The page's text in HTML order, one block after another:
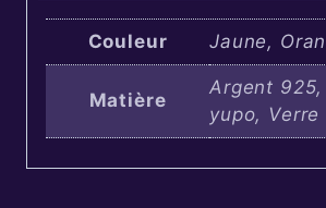
Couleur Jaune,
Matière
Argent
yupo, Verre